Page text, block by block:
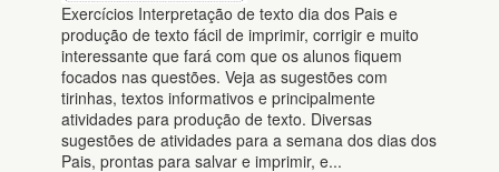
Exercícios Interpretação de texto dia dos Pais e
produção de texto fácil de imprimir, corrigir e muito
interessante que fará com que os alunos fiquem
focados nas questões. Veja as sugestões com
tirinhas, textos informativos e principalmente
atividades para produção de texto. Diversas
sugestões de atividades para a semana dos dias dos
Pais, prontas para salvar e imprimir, e...